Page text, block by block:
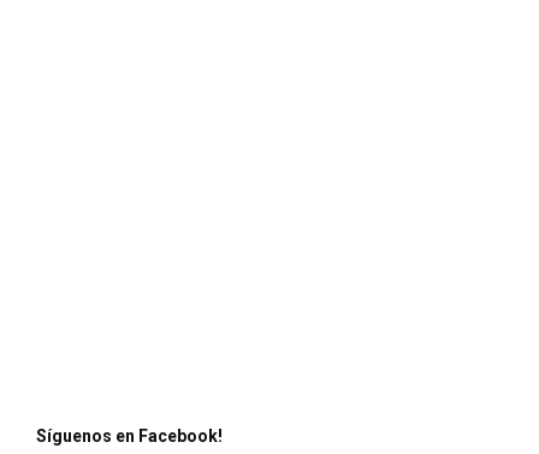
Síguenos en Facebook!